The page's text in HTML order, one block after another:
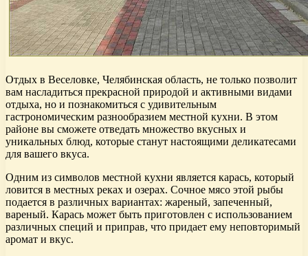
Отдых в Веселовке, Челябинская область, не только позволит
вам насладиться прекрасной природой и активными видами
отдыха, но и познакомиться с удивительным
гастрономическим разнообразием местной кухни. В этом
районе вы сможете отведать множество вкусных и
уникальных блюд, которые станут настоящими деликатесами
для вашего вкуса.
Одним из символов местной кухни является карась, который
ловится в местных реках и озерах. Сочное мясо этой рыбы
подается в различных вариантах: жареный, запеченный,
вареный. Карась может быть приготовлен с использованием
различных специй и приправ, что придает ему неповторимый
аромат и вкус.